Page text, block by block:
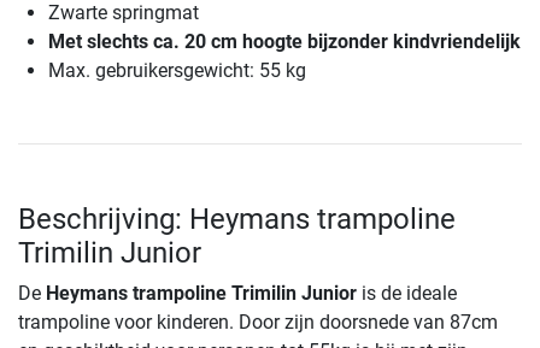
Zwarte springmat
Met slechts ca. 20 cm hoogte bijzonder kindvriendelijk
Max. gebruikersgewicht: 55 kg
Beschrijving: Heymans trampoline
Trimilin Junior
De Heymans trampoline Trimilin Junior is de ideale
trampoline voor kinderen. Door zijn doorsnede van 87cm